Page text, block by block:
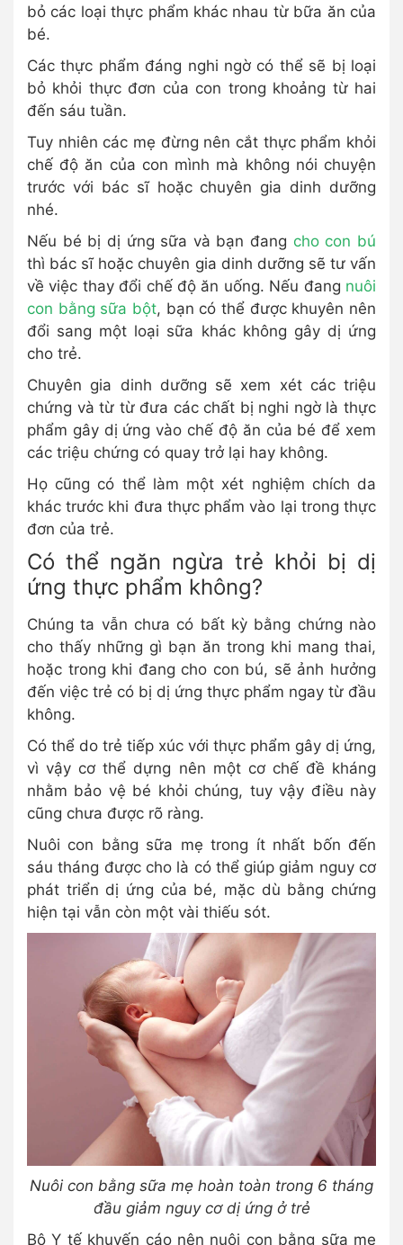
bỏ các loại thực phẩm khác nhau từ bữa ăn của
bé.
Các thực phẩm đáng nghi ngờ có thể sẽ bị loại
bỏ khỏi thực đơn của con trong khoảng từ hai
đến sáu tuần.
Tuy nhiên các mẹ đừng nên cắt thực phẩm khỏi
chế độ ăn của con mình mà không nói chuyện
trước với bác sĩ hoặc chuyên gia dinh dưỡng
nhé.
Nếu bé bị dị ứng sữa và bạn đang cho con bú
thì bác sĩ hoặc chuyên gia dinh dưỡng sẽ tư vấn
về việc thay đổi chế độ ăn uống. Nếu đang nuôi
con bằng sữa bột, bạn có thể được khuyên nên
đổi sang một loại sữa khác không gây dị ứng
cho trẻ.
Chuyên gia dinh dưỡng sẽ xem xét các triệu
chứng và từ từ đưa các chất bị nghi ngờ là thực
phẩm gây dị ứng vào chế độ ăn của bé để xem
các triệu chứng có quay trở lại hay không.
Họ cũng có thể làm một xét nghiệm chích da
khác trước khi đưa thực phẩm vào lại trong thực
đơn của trẻ.
Có thể ngăn ngừa trẻ khỏi bị dị
ứng thực phẩm không?
Chúng ta vẫn chưa có bất kỳ bằng chứng nào
cho thấy những gì bạn ăn trong khi mang thai,
hoặc trong khi đang cho con bú, sẽ ảnh hưởng
đến việc trẻ có bị dị ứng thực phẩm ngay từ đầu
không.
Có thể do trẻ tiếp xúc với thực phẩm gây dị ứng,
vì vậy cơ thể dựng nên một cơ chế đề kháng
nhằm bảo vệ bé khỏi chúng, tuy vậy điều này
cũng chưa được rõ ràng.
Nuôi con bằng sữa mẹ trong ít nhất bốn đến
sáu tháng được cho là có thể giúp giảm nguy cơ
phát triển dị ứng của bé, mặc dù bằng chứng
hiện tại vẫn còn một vài thiếu sót.
Nuôi con bằng sữa mẹ hoàn toàn trong 6 tháng
đầu giảm nguy cơ dị ứng ở trẻ
Bộ Y tế khuyến cáo nên nuôi con bằng sữa mẹ